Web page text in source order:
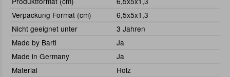
Verpackung Format (cm)
6,5x5x1,3
Nicht geeignet unter
3 Jahren
Made by Bartl
Ja
Made in Germany
Ja
Material
Holz